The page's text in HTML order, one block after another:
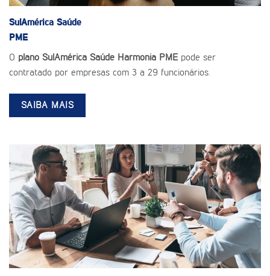
SulAmérica Saúde
PME
O plano SulAmérica Saúde Harmonia PME pode ser
contratado por empresas com 3 a 29 funcionários.
SAIBA MAIS